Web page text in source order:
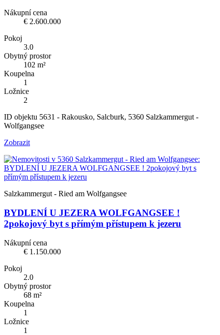
Nákupní cena
€ 2.600.000
Pokoj
3.0
Obytný prostor
102 m²
Koupelna
1
Ložnice
2
ID objektu 5631 - Rakousko, Salcburk, 5360 Salzkammergut -
Wolfgangsee
Zobrazit
Salzkammergut - Ried am Wolfgangsee
BYDLENÍ U JEZERA WOLFGANGSEE !
2pokojový byt s přímým přístupem k jezeru
Nákupní cena
€ 1.150.000
Pokoj
2.0
Obytný prostor
68 m²
Koupelna
1
Ložnice
1